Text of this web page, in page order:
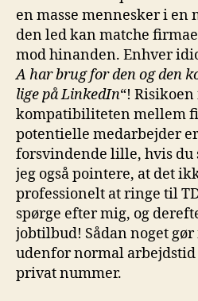
en masse mennesker i en
den led kan matche
mod hinanden. Enhver
A har brug for den og den
lige på LinkedIn“!
kompatibiliteten mellem
potentielle medarbejder
forsvindende lille, hvis du
jeg også pointere, at det
professionelt at ringe til
spørge efter mig, og
jobtilbud! Sådan noget
udenfor normal arbejdstid
privat nummer.